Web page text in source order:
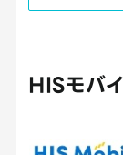
HISモバ